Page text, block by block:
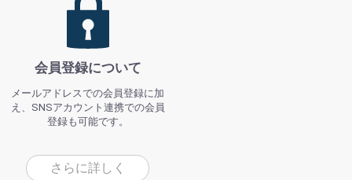
会員登録について
メールアドレスでの会員登録に加
え、SNSアカウント連携での会員
登録も可能です。
さらに詳しく